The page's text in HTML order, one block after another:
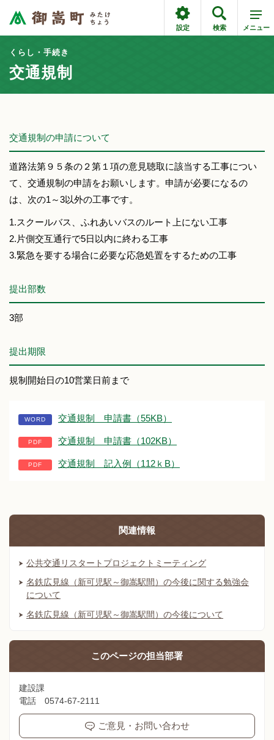
設定 検索 メニュー
くらし・手続き
交通規制
交通規制の申請について
道路法第９５条の２第１項の意見聴取に該当する工事につい
て、交通規制の申請をお願いします。申請が必要になるの
は、次の1～3以外の工事です。
1.スクールバス、ふれあいバスのルート上にない工事
2.片側交互通行で5日以内に終わる工事
3.緊急を要する場合に必要な応急処置をするための工事
提出部数
3部
提出期限
規制開始日の10営業日前まで
交通規制 申請書（55KB）
交通規制 申請書（102KB）
交通規制 記入例（112ｋB）
関連情報
公共交通リスタートプロジェクトミーティング
名鉄広見線（新可児駅～御嵩駅間）の今後に関する勉強会
について
名鉄広見線（新可児駅～御嵩駅間）の今後について
このページの担当部署
建設課
電話 0574-67-2111
ご意見・お問い合わせ